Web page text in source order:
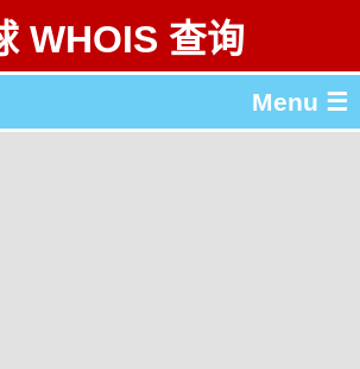
WHOIS 查询
Menu ☰